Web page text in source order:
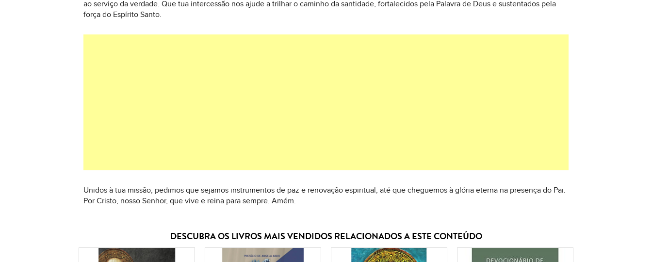
ao serviço da verdade. Que tua intercessão nos ajude a trilhar o caminho da santidade, fortalecidos pela Palavra de Deus e sustentados pela
força do Espírito Santo.
Unidos à tua missão, pedimos que sejamos instrumentos de paz e renovação espiritual, até que cheguemos à glória eterna na presença do Pai.
Por Cristo, nosso Senhor, que vive e reina para sempre. Amém.
DESCUBRA OS LIVROS MAIS VENDIDOS RELACIONADOS A ESTE CONTEÚDO